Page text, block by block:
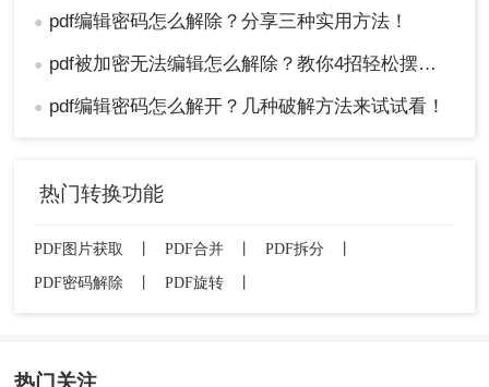
● pdf编辑密码怎么解除？分享三种实用方法！
● pdf被加密无法编辑怎么解除？教你4招轻松摆平！
● pdf编辑密码怎么解开？几种破解方法来试试看！
热门转换功能
PDF图片获取 PDF合并 PDF拆分
PDF密码解除
PDF旋转
热门关注